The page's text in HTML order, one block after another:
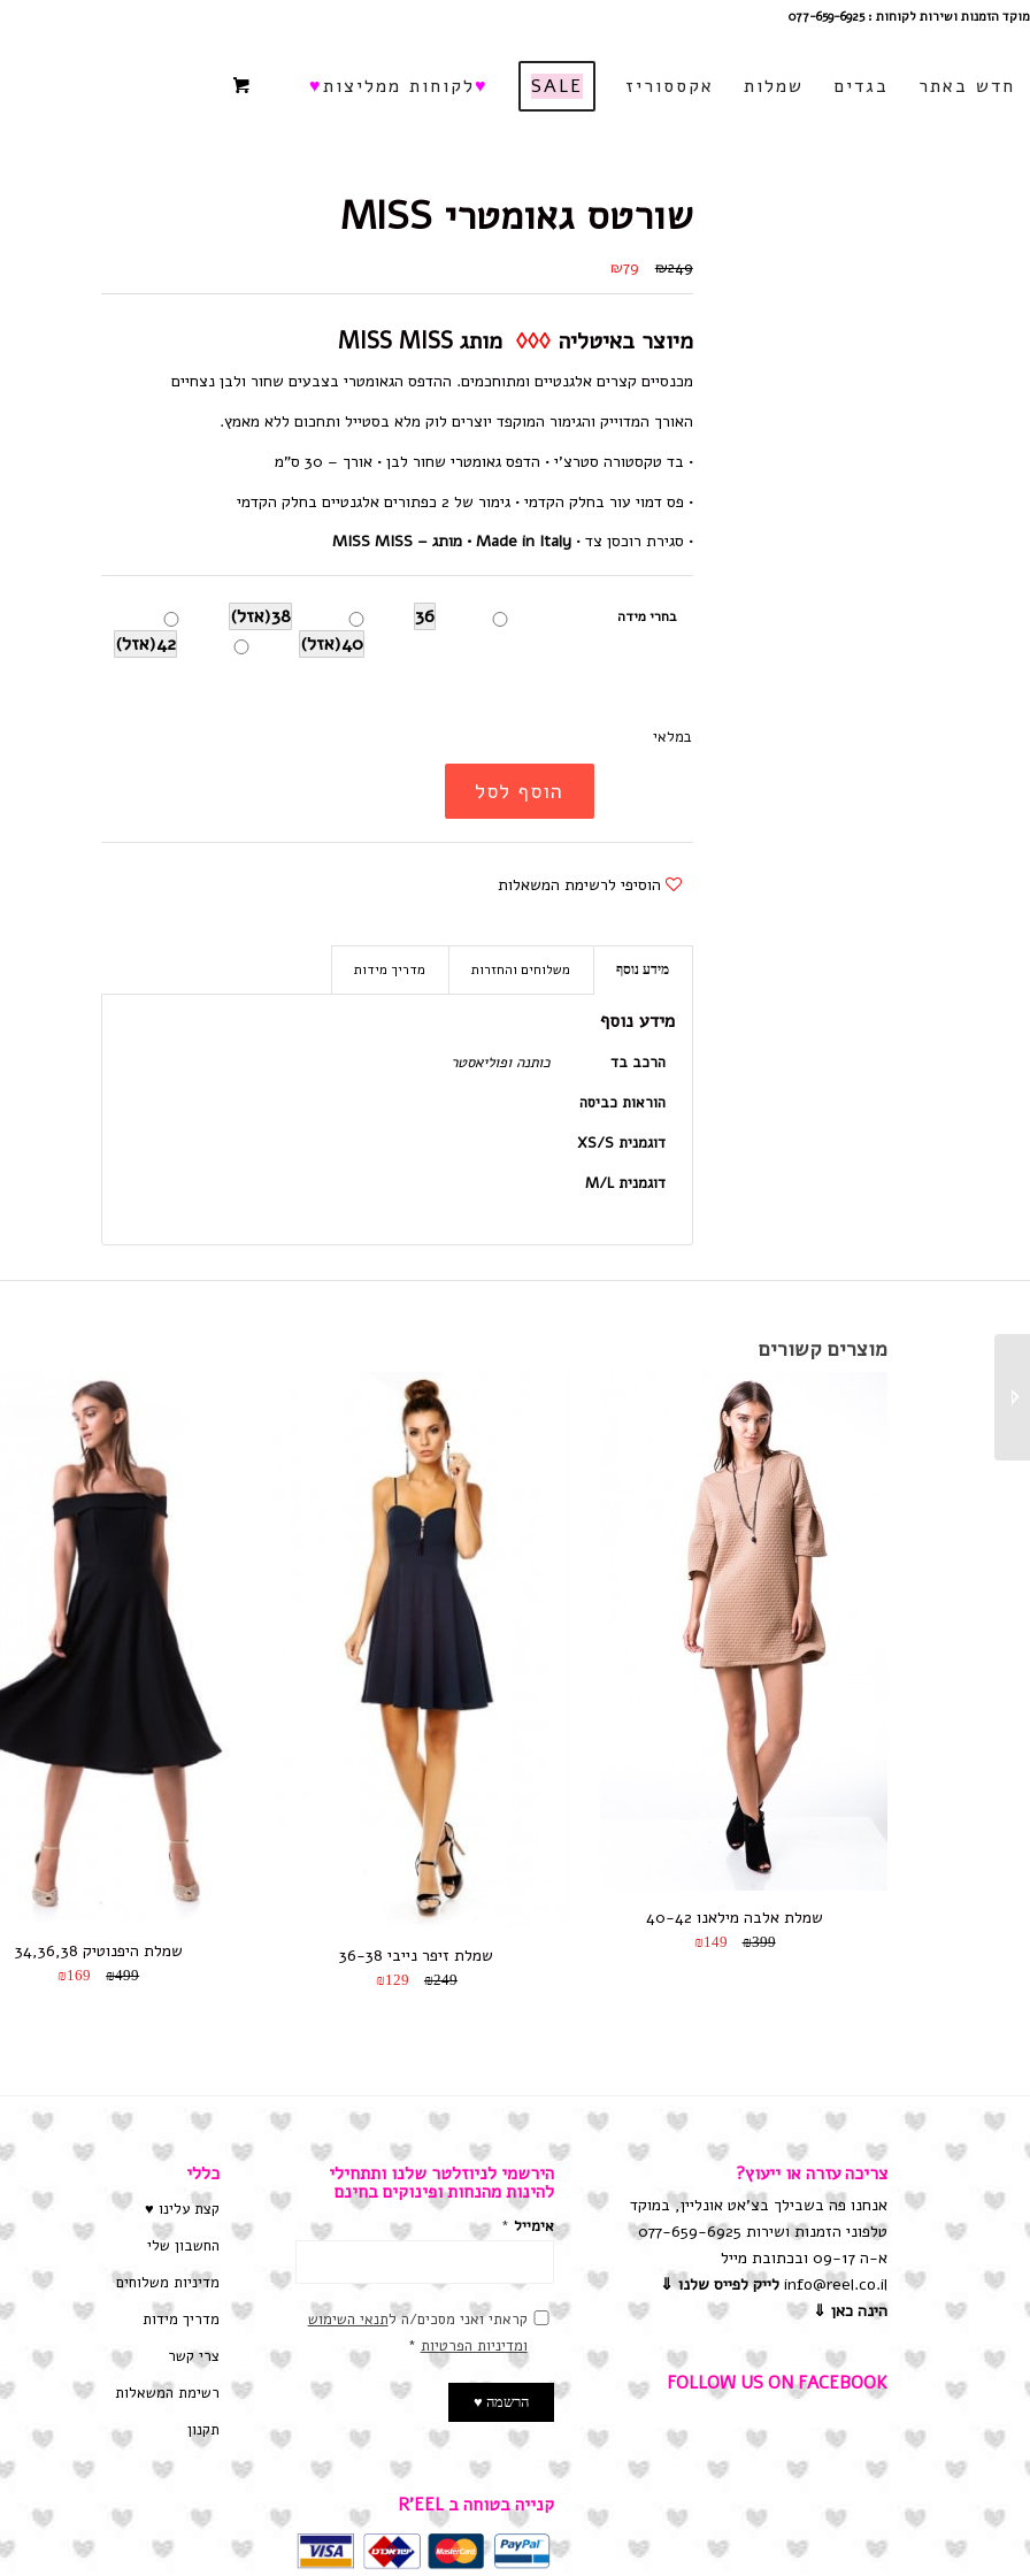
מוקד הזמנות ושירות לקוחות : 077-659-6925
חדש באתר בגדים שמלות אקססוריז SALE
♥לקוחות ממליצות♥
שורטס גאומטרי MISS
₪249
₪79
מיוצר באיטליה◊◊◊ מותג MISS MISS
מכנסיים קצרים אלגנטיים ומתוחכמים. ההדפס הגאומטרי בצבעים שחור ולבן נצחיים
האורך המדוייק והגימור המוקפד יוצרים לוק מלא בסטייל ותחכום ללא מאמץ.
• בד טקסטורה סטרצ’י • הדפס גאומטרי שחור לבן • אורך – 30 ס”מ
• פס דמוי עור בחלק הקדמי • גימור של 2 כפתורים אלגנטיים בחלק הקדמי
• סגירת רוכסן צד •Made in Italy • מותג – MISS MISS
בחרי מידה 36
38(אזל)
40(אזל)
42(אזל)
במלאי
הוסף לסל
הוסיפי לרשימת המשאלות
מידע נוסף משלוחים והחזרות מדריך מידות
מידע נוסף
הרכב בד
כותנה ופוליאסטר
הוראות כביסה
דוגמנית XS/S
דוגמנית M/L
מוצרים קשורים
שמלת אלבה מילאנו 40-42
₪399
₪149
שמלת זיפר נייבי 36-38
₪249
₪129
שמלת היפנוטיק 34,36,38
₪499
₪169
צריכה עזרה או ייעוץ?
אנחנו פה בשבילך בצ'אט אונליין, במוקד
טלפוני הזמנות ושירות 077-659-6925
א-ה 09-17 ובכתובת מייל
info@reel.co.il לייק לפייס שלנו ⇓
הינה כאן ⇓
FOLLOW US ON FACEBOOK
הירשמי לניוזלטר שלנו ותתחילי
להינות מהנחות ופינוקים בחינם
אימייל *
קראתי ואני מסכים/ה לתנאי השימוש
ומדיניות הפרטיות *
קנייה בטוחה ב R’EEL
כללי
קצת עלינו ♥
החשבון שלי
מדיניות משלוחים
מדריך מידות
צרי קשר
רשימת המשאלות
תקנון
חולצת באט אדומה